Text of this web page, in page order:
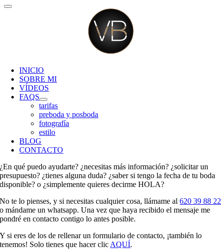
INICIO
SOBRE MI
VÍDEOS
FAQS
tarifas
preboda y posboda
fotografía
estilo
BLOG
CONTACTO
¿En qué puedo ayudarte? ¿necesitas más información? ¿solicitar un
presupuesto? ¿tienes alguna duda? ¿saber si tengo la fecha de tu boda
disponible? o ¿simplemente quieres decirme HOLA?
No te lo pienses, y si necesitas cualquier cosa, llámame al620 39 88 22
o mándame un whatsapp. Una vez que haya recibido el mensaje me
pondré en contacto contigo lo antes posible.
Y si eres de los de rellenar un formulario de contacto, ¡también lo
tenemos! Solo tienes que hacer clic AQUÍ.